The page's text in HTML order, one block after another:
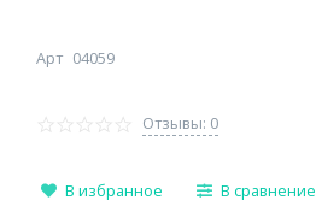
Арт 04059
Отзывы: 0
В избранное В сравнение